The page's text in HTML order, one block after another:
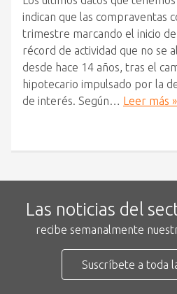
indican que las compraventas
trimestre marcando el inicio
récord de actividad que no se
desde hace 14 años, tras el
hipotecario impulsado por la
de interés. Según… Leer más »
Las noticias del
recibe semanalmente
Suscríbete a toda